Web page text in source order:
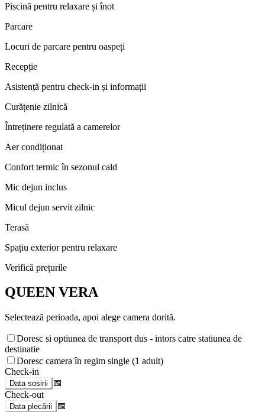
Piscină pentru relaxare și înot
Parcare
Locuri de parcare pentru oaspeți
Recepție
Asistență pentru check-in și informații
Curățenie zilnică
Întreținere regulată a camerelor
Aer condiționat
Confort termic în sezonul cald
Mic dejun inclus
Micul dejun servit zilnic
Terasă
Spațiu exterior pentru relaxare
Verifică prețurile
QUEEN VERA
Selectează perioada, apoi alege camera dorită.
Doresc si optiunea de transport dus - intors catre statiunea de
destinatie
Doresc camera în regim single (1 adult)
Check-in
Data sosirii
📅
Check-out
Data plecării
📅